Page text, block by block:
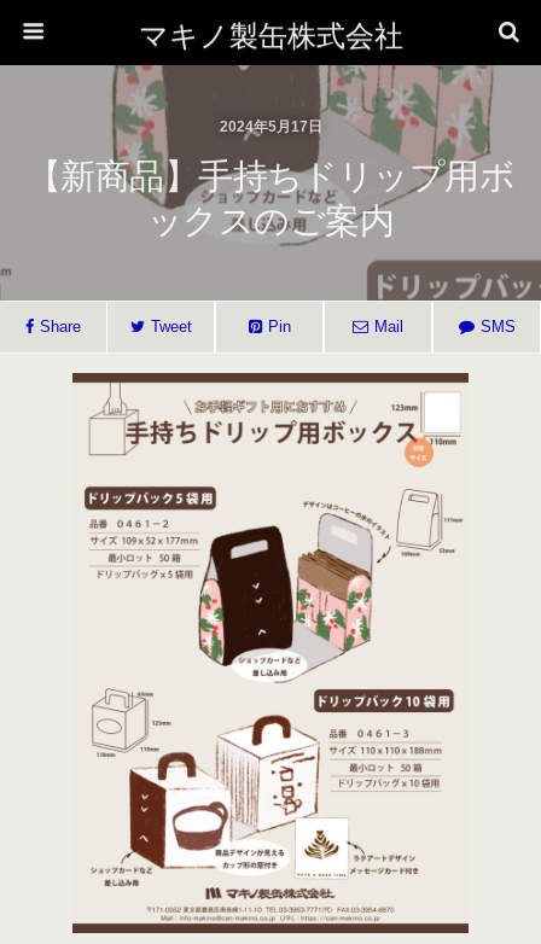
マキノ製缶株式会社
2024年5月17日
【新商品】手持ちドリップ用ボ
ックスのご案内
Share Tweet Pin Mail SMS